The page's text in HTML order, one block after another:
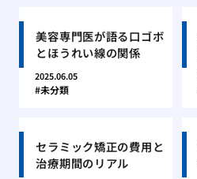
美容専門医が語る口ゴボ
とほうれい線の関係
2025.06.05
未分類
セラミック矯正の費用と
治療期間のリアル